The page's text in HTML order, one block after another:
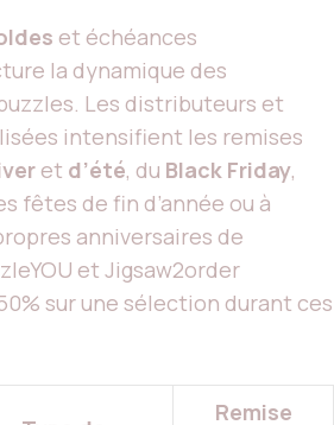
et échéances
la dynamique des
Les distributeurs et
intensifient les remises
et d’été, du Black Friday,
fêtes de fin d’année ou à
anniversaires de
et Jigsaw2order
sur une sélection durant ces
Remise